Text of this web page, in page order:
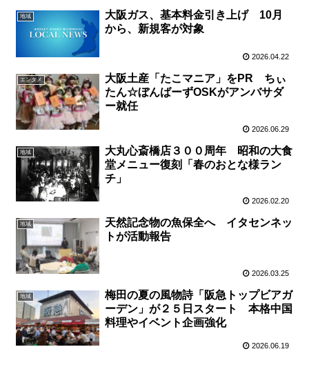
地域
大阪ガス、基本料金引き上げ 10月
から、新規客が対象
2026.04.22
エンタメ
大阪土産「たこマニア」をPR ちぃ
たん☆ぼんばーずOSKがアンバサダ
ー就任
2026.06.29
地域
大丸心斎橋店３００周年 昭和の大食
堂メニュー復刻「春のおとな様ラン
チ」
2026.02.20
地域
天然記念物の魚保全へ イタセンネッ
トが活動報告
2026.03.25
地域
梅田の夏の風物詩「阪急トップビアガ
ーデン」が２５日スタート 本格中国
料理やイベント企画強化
2026.06.19